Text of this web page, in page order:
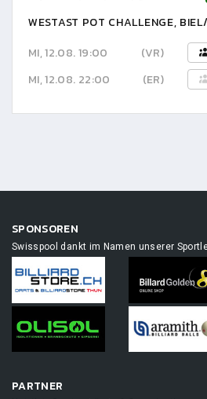
WESTAST POT CHALLENGE,
MI, 12.08. 19:00
(VR)
MI, 12.08. 22:00
(ER)
SPONSOREN
Swisspool dankt im Namen unserer
PARTNER